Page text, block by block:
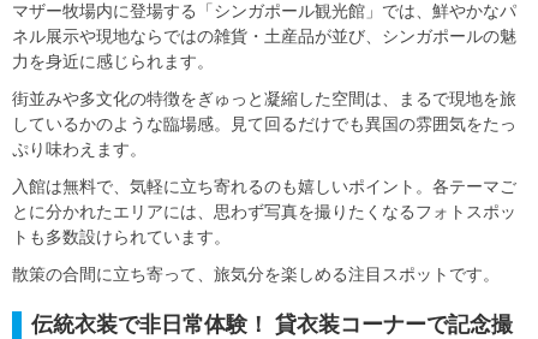
マザー牧場内に登場する「シンガポール観光館」では、鮮やかなパ
ネル展示や現地ならではの雑貨・土産品が並び、シンガポールの魅
力を身近に感じられます。
街並みや多文化の特徴をぎゅっと凝縮した空間は、まるで現地を旅
しているかのような臨場感。見て回るだけでも異国の雰囲気をたっ
ぷり味わえます。
入館は無料で、気軽に立ち寄れるのも嬉しいポイント。各テーマご
とに分かれたエリアには、思わず写真を撮りたくなるフォトスポッ
トも多数設けられています。
散策の合間に立ち寄って、旅気分を楽しめる注目スポットです。
伝統衣装で非日常体験！ 貸衣装コーナーで記念撮